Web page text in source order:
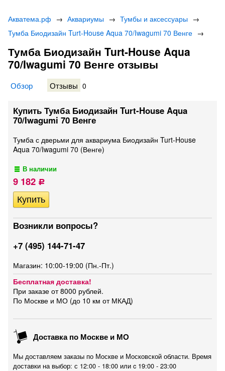
Акватема.рф → Аквариумы → Тумбы и аксессуары →
Тумба Биодизайн Turt-House Aqua 70/Iwagumi 70 Венге →
Тумба Биодизайн Turt-House Aqua
70/Iwagumi 70 Венге отзывы
Обзор Отзывы 0
Купить Тумба Биодизайн Turt-House Aqua
70/Iwagumi 70 Венге
Тумба с дверьми для аквариума Биодизайн Turt-House
Aqua 70/Iwagumi 70 (Венге)
В наличии
9 182 Р
Возникли вопросы?
+7 (495) 144-71-47
Магазин: 10:00-19:00 (Пн.-Пт.)
Бесплатная доставка!
При заказе от 8000 рублей.
По Москве и МО (до 10 км от МКАД)
Доставка по Москве и МО
Мы доставляем заказы по Москве и Московской области. Время
доставки на выбор: с 12:00 - 18:00 или c 19:00 - 23:00